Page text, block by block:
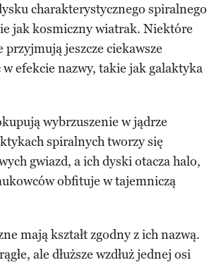
charakterystycznego spiralnego
jak kosmiczny wiatrak. Niektóre
jeszcze ciekawsze
w efekcie nazwy, takie jak galaktyka
wybrzuszenie w jądrze
spiralnych tworzy się
gwiazd, a ich dyski otacza halo,
obfituje w tajemniczą
mają kształt zgodny z ich nazwą.
ale dłuższe wzdłuż jednej osi